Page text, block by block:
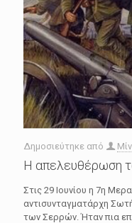
Δημοσιεύτηκε από
Η απελευθέρωση
Στις 29 Ιουνίου η 7η
αντισυνταγματάρχη
των Σερρών. Ήταν πια